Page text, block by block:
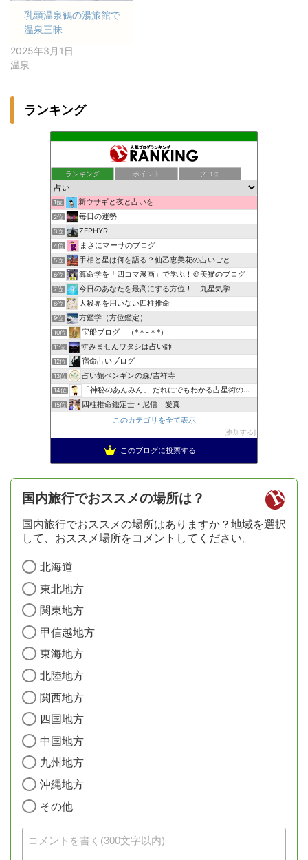
乳頭温泉鶴の湯旅館で
温泉三昧
2025年3月1日
温泉
ランキング
ランキング ポイント ブロ画
1位 新ウサギと夜と占いを
2位 毎日の運勢
3位 ZEPHYR
4位 まさにマーサのブログ
5位 手相と星は何を語る？仙乙恵美花の占いごと
6位 算命学を「四コマ漫画」で学ぶ！＠美猫のブログ
7位 今日のあなたを最高にする方位！ 九星気学
8位 大殺界を用いない四柱推命
9位 方鑑学（方位鑑定）
10位 宝船ブログ （*＾-＾*）
11位 すみませんワタシは占い師
12位 宿命占いブログ
13位 占い館ペンギンの森/吉祥寺
14位 「神秘のあんみん」 だれにでもわかる占星術の極意『サビアン…
15位
四柱推命鑑定士・尼僧 愛真
このカテゴリを全て表示
参加する
このブログに投票する